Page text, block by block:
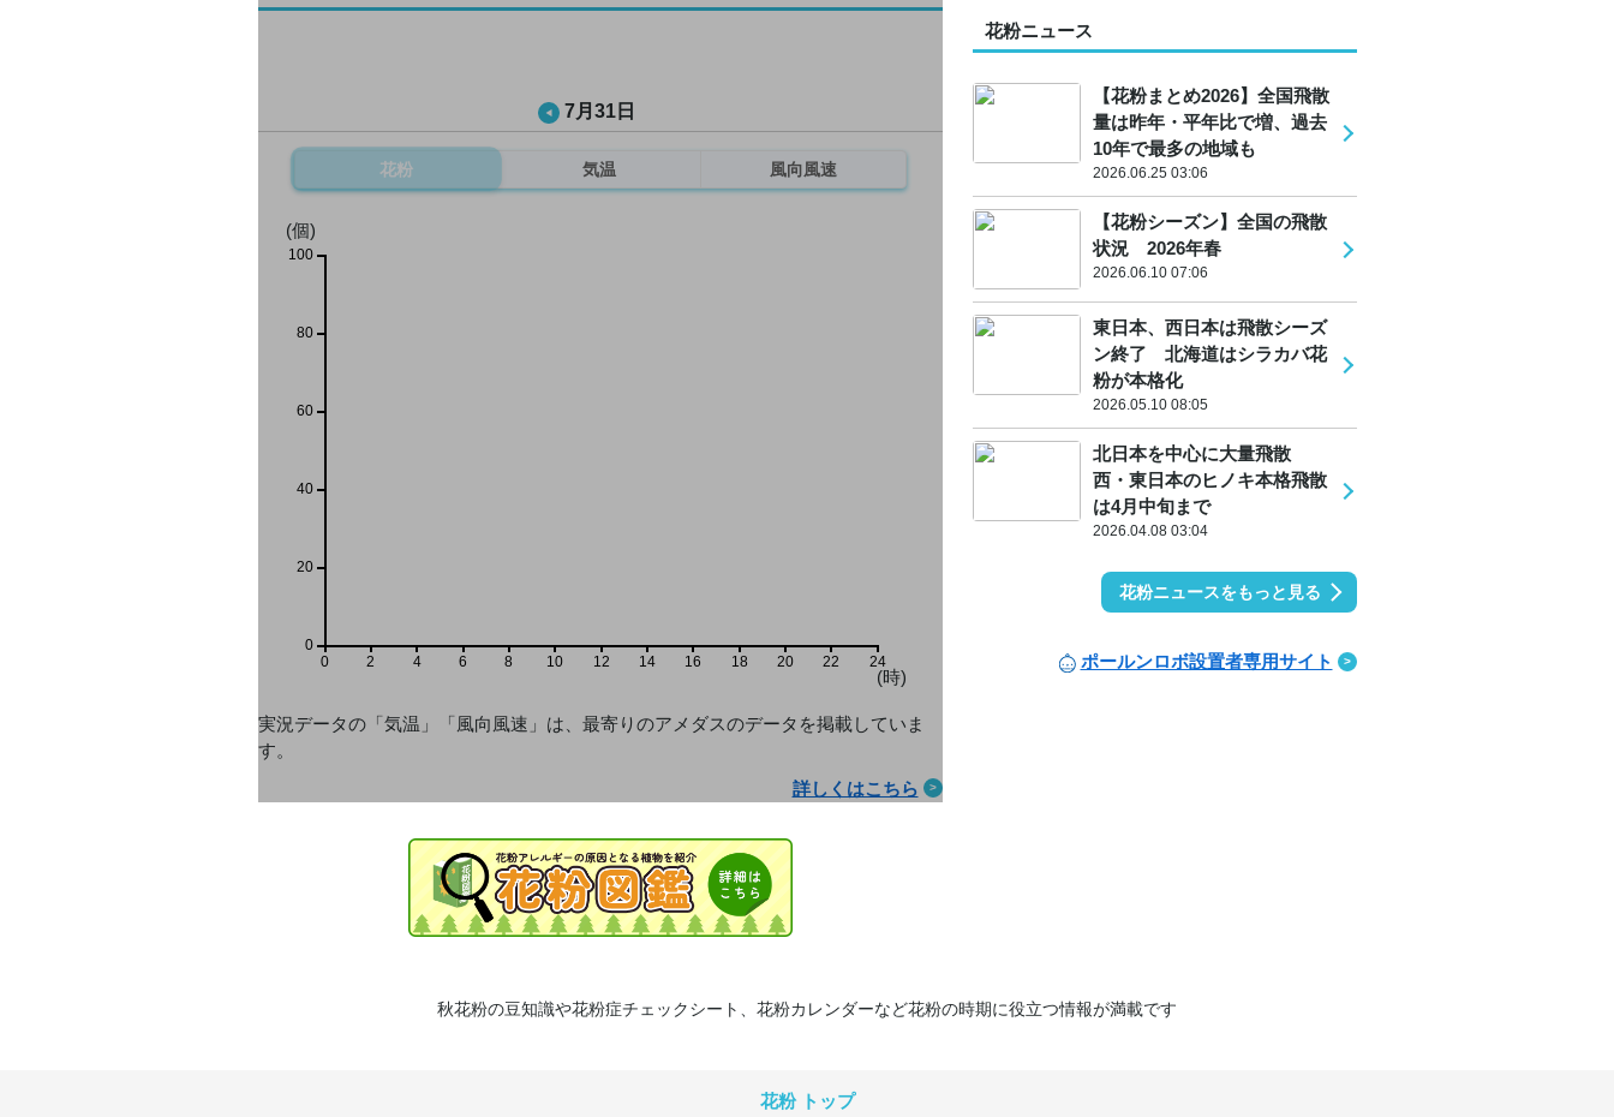
7月31日
花粉 気温 風向風速
0 2 4 6 8 10 12 14 16 18 20 22 24
(個)
(時)
0
20
40
60
80
100
実況データの「気温」「風向風速」は、最寄りのアメダスのデータを掲載していま
す。
詳しくはこちら
花粉ニュース
【花粉まとめ2026】全国飛散
量は昨年・平年比で増、過去
10年で最多の地域も
2026.06.25 03:06
【花粉シーズン】全国の飛散
状況 2026年春
2026.06.10 07:06
東日本、西日本は飛散シーズ
ン終了 北海道はシラカバ花
粉が本格化
2026.05.10 08:05
北日本を中心に大量飛散
西・東日本のヒノキ本格飛散
は4月中旬まで
2026.04.08 03:04
花粉ニュースをもっと見る
ポールンロボ設置者専用サイト
秋花粉の豆知識や花粉症チェックシート、花粉カレンダーなど花粉の時期に役立つ情報が満載です
花粉 トップ